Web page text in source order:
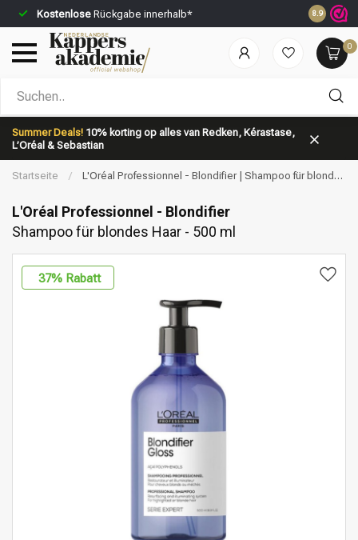
Kostenlose Rückgabe innerhalb* Vor 23:59
8.9
0
Summer Deals! 10% korting op alles van Redken, Kérastase,
L’Oréal & Sebastian
Nach welcher Kategorie suchst du?
Marken Haarpflege
Startseite /
L'Oréal Professionnel - Blondifier | Shampoo für blondes
L'Oréal Professionnel - Blondifier
Shampoo für blondes Haar - 500 ml
37% Rabatt